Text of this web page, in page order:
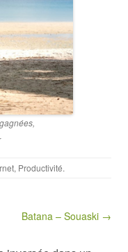
, Productivité.
Batana – Souaski →